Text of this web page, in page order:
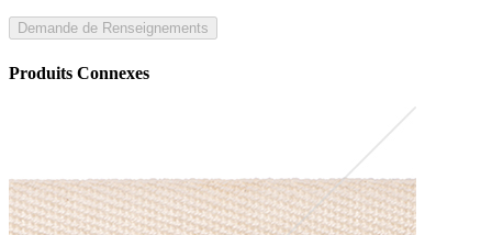
Demande de Renseignements
Produits Connexes